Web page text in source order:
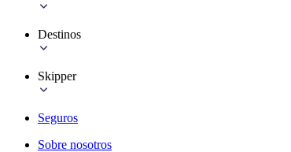
Destinos
Skipper
Seguros
Sobre nosotros